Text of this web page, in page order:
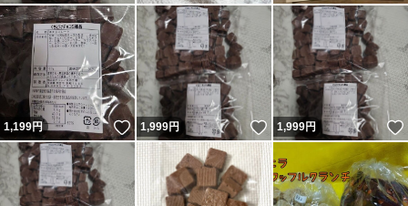
1,199円 いいね！
1,999円 いいね！
1,999円